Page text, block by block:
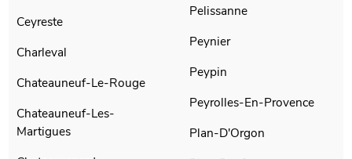
Ceyreste
Charleval
Chateauneuf-Le-Rouge
Chateauneuf-Les-
Martigues
Pelissanne
Peynier
Peypin
Peyrolles-En-Provence
Plan-D'Orgon